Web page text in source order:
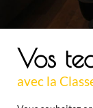
Vos
avec la